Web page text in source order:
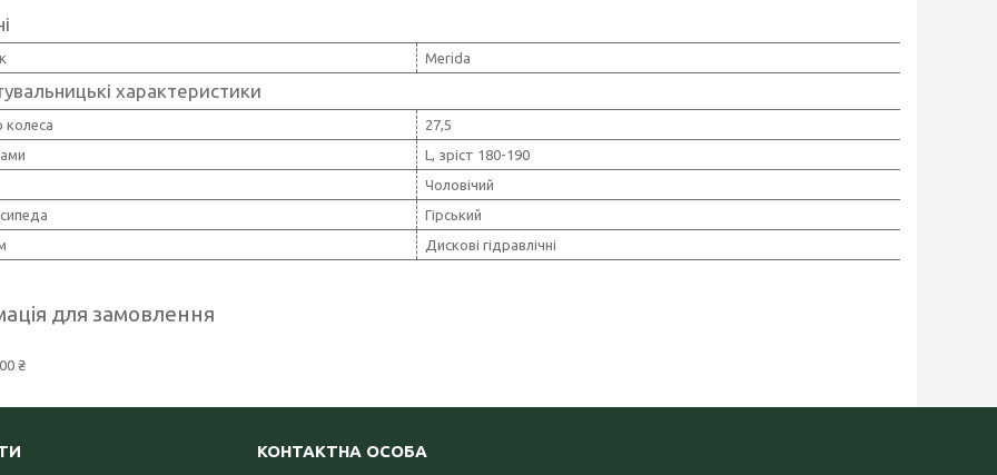
Merida
характеристики
колеса
27,5
L, зріст 180-190
Чоловічий
Гірський
Дискові гідравлічні
для замовлення
₴